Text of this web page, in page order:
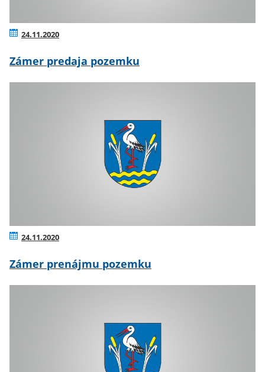
24.11.2020
Zámer predaja pozemku
24.11.2020
Zámer prenájmu pozemku